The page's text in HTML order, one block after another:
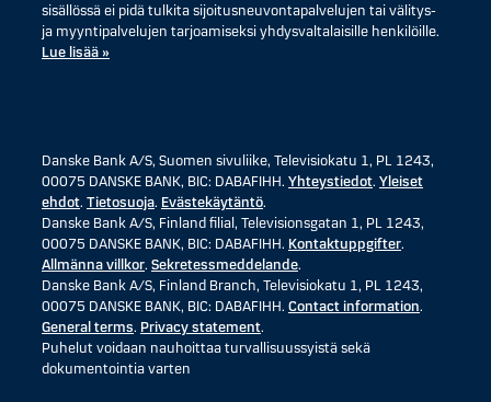
sisällössä ei pidä tulkita sijoitusneuvontapalvelujen tai välitys-
ja myyntipalvelujen tarjoamiseksi yhdysvaltalaisille henkilöille.
Lue lisää »
Danske Bank A/S, Suomen sivuliike, Televisiokatu 1, PL 1243,
00075 DANSKE BANK, BIC: DABAFIHH. Yhteystiedot. Yleiset
ehdot. Tietosuoja. Evästekäytäntö.
Danske Bank A/S, Finland filial, Televisionsgatan 1, PL 1243,
00075 DANSKE BANK, BIC: DABAFIHH. Kontaktuppgifter.
Allmänna villkor. Sekretessmeddelande.
Danske Bank A/S, Finland Branch, Televisiokatu 1, PL 1243,
00075 DANSKE BANK, BIC: DABAFIHH. Contact information.
General terms. Privacy statement.
Puhelut voidaan nauhoittaa turvallisuussyistä sekä
dokumentointia varten